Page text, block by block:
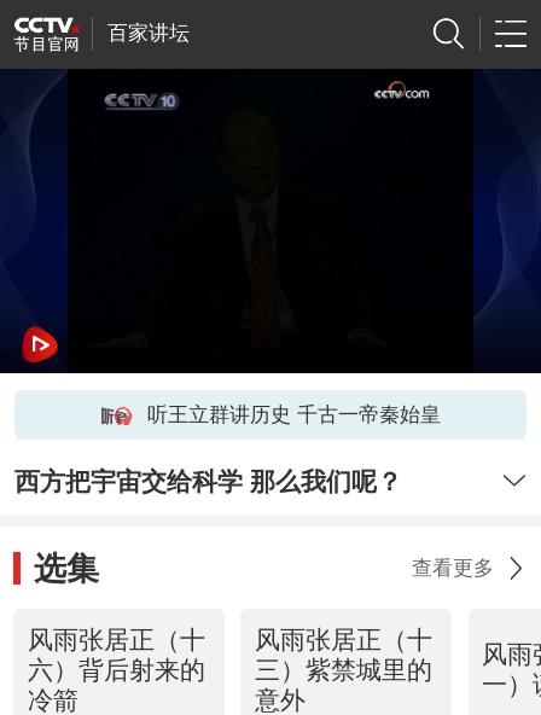
百家讲坛
听王立群讲历史 千古一帝秦始皇
西方把宇宙交给科学 那么我们呢？
选集 查看更多
风雨张居正（十
六）背后射来的
冷箭
风雨张居正（十
三）紫禁城里的
意外
风雨
一）